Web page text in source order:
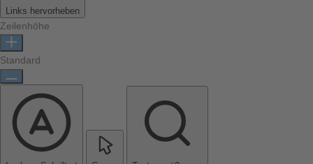
Links hervorheben
Zeilenhöhe
Standard